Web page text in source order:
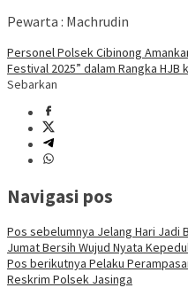
Pewarta : Machrudin
Personel Polsek Cibinong
Festival 2025” dalam Rangka HJB
Sebarkan
Navigasi pos
Pos sebelumnya Jelang Hari Jadi
Jumat Bersih Wujud Nyata
Pos berikutnya Pelaku
Reskrim Polsek Jasinga